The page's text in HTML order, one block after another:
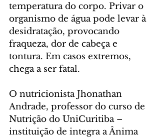
temperatura do corpo. Privar o
organismo de água pode levar à
desidratação, provocando
fraqueza, dor de cabeça e
tontura. Em casos extremos,
chega a ser fatal.
O nutricionista Jhonathan
Andrade, professor do curso de
Nutrição do UniCuritiba –
instituição de integra a Ânima